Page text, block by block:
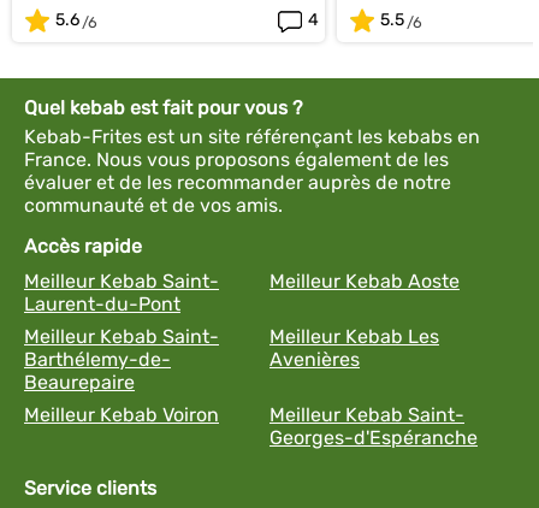
5.6
4
5.5
Quel kebab est fait pour vous ?
Kebab-Frites est un site référençant les kebabs en
France. Nous vous proposons également de les
évaluer et de les recommander auprès de notre
communauté et de vos amis.
Accès rapide
Meilleur Kebab Saint-
Laurent-du-Pont
Meilleur Kebab Aoste
Meilleur Kebab Saint-
Barthélemy-de-
Beaurepaire
Meilleur Kebab Les
Avenières
Meilleur Kebab Voiron
Meilleur Kebab Saint-
Georges-d'Espéranche
Service clients